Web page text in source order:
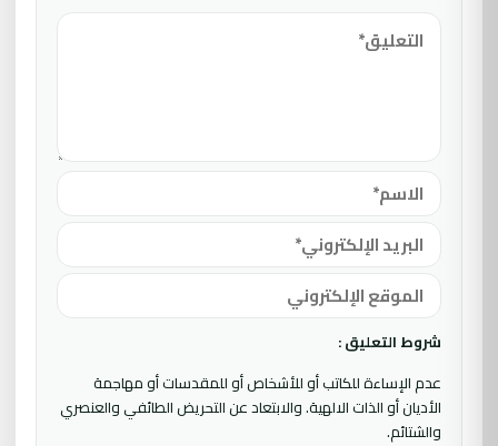
شروط التعليق :
عدم الإساءة للكاتب أو للأشخاص أو للمقدسات أو مهاجمة
الأديان أو الذات الالهية. والابتعاد عن التحريض الطائفي والعنصري
والشتائم.